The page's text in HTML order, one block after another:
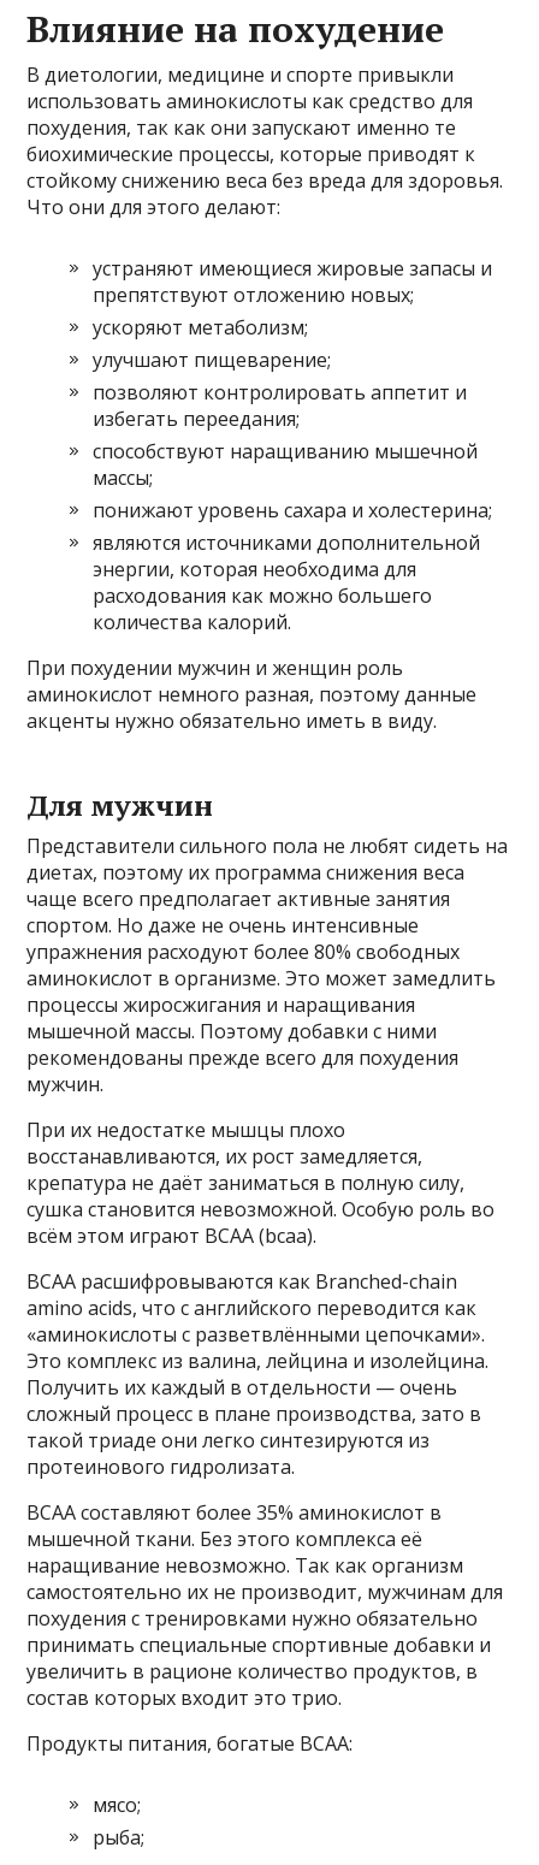
Влияние на похудение
В диетологии, медицине и спорте привыкли
использовать аминокислоты как средство для
похудения, так как они запускают именно те
биохимические процессы, которые приводят к
стойкому снижению веса без вреда для здоровья.
Что они для этого делают:
устраняют имеющиеся жировые запасы и
препятствуют отложению новых;
ускоряют метаболизм;
улучшают пищеварение;
позволяют контролировать аппетит и
избегать переедания;
способствуют наращиванию мышечной
массы;
понижают уровень сахара и холестерина;
являются источниками дополнительной
энергии, которая необходима для
расходования как можно большего
количества калорий.
При похудении мужчин и женщин роль
аминокислот немного разная, поэтому данные
акценты нужно обязательно иметь в виду.
Для мужчин
Представители сильного пола не любят сидеть на
диетах, поэтому их программа снижения веса
чаще всего предполагает активные занятия
спортом. Но даже не очень интенсивные
упражнения расходуют более 80% свободных
аминокислот в организме. Это может замедлить
процессы жиросжигания и наращивания
мышечной массы. Поэтому добавки с ними
рекомендованы прежде всего для похудения
мужчин.
При их недостатке мышцы плохо
восстанавливаются, их рост замедляется,
крепатура не даёт заниматься в полную силу,
сушка становится невозможной. Особую роль во
всём этом играют ВСАА (bcaa).
ВСАА расшифровываются как Branched-chain
amino acids, что с английского переводится как
«аминокислоты с разветвлёнными цепочками».
Это комплекс из валина, лейцина и изолейцина.
Получить их каждый в отдельности — очень
сложный процесс в плане производства, зато в
такой триаде они легко синтезируются из
протеинового гидролизата.
ВСАА составляют более 35% аминокислот в
мышечной ткани. Без этого комплекса её
наращивание невозможно. Так как организм
самостоятельно их не производит, мужчинам для
похудения с тренировками нужно обязательно
принимать специальные спортивные добавки и
увеличить в рационе количество продуктов, в
состав которых входит это трио.
Продукты питания, богатые ВСАА:
мясо;
рыба;